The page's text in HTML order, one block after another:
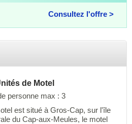
Consultez l'offre >
de Motel
personne max : 3
est situé à Gros-Cap, sur l'île
du Cap-aux-Meules, le motel